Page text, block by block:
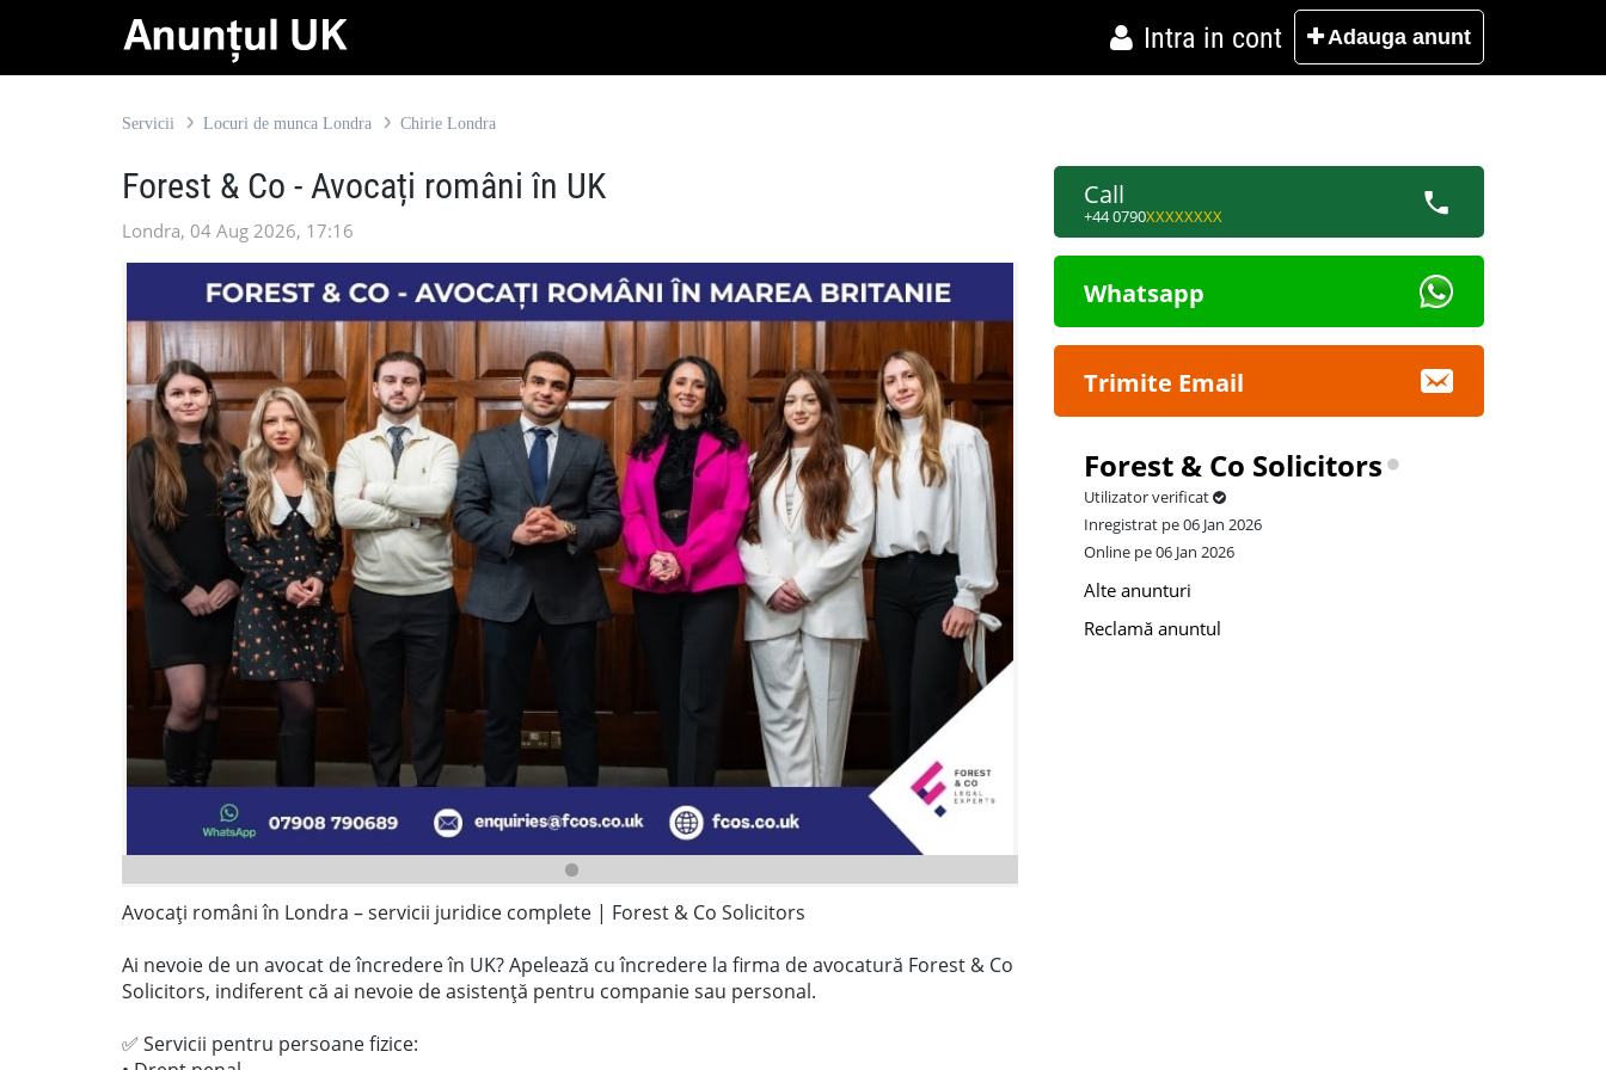
Intra in cont Adauga anunt
Servicii Locuri de munca Londra Chirie Londra
Forest & Co - Avocați români în UK
Londra, 04 Aug 2026, 17:16
Avocați români în Londra – servicii juridice complete | Forest & Co Solicitors
Ai nevoie de un avocat de încredere în UK? Apelează cu încredere la firma de avocatură Forest & Co
Solicitors, indiferent că ai nevoie de asistență pentru companie sau personal.
✅ Servicii pentru persoane fizice:
Call
+44 0790XXXXXXXX
Whatsapp
Trimite Email
Forest & Co Solicitors
Utilizator verificat
Inregistrat pe 06 Jan 2026
Online pe 06 Jan 2026
Alte anunturi
Reclamă anuntul